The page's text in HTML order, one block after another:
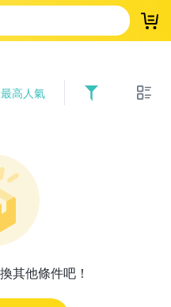
登
最高人氣
其他條件吧！